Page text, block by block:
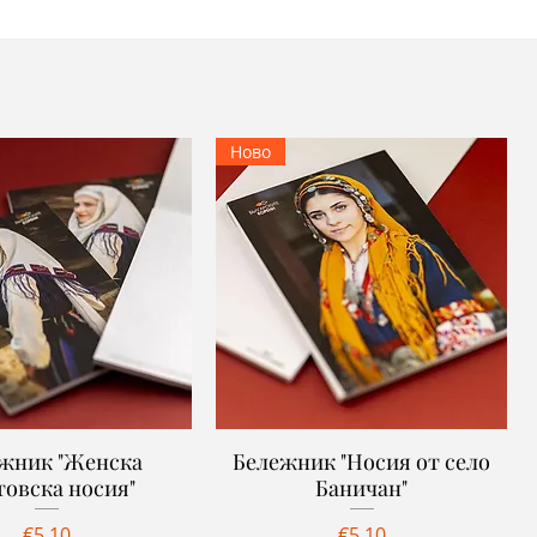
Quick View"Женска
носия"
Quick View
Ново
Бележник "Носия от село
Баничан"